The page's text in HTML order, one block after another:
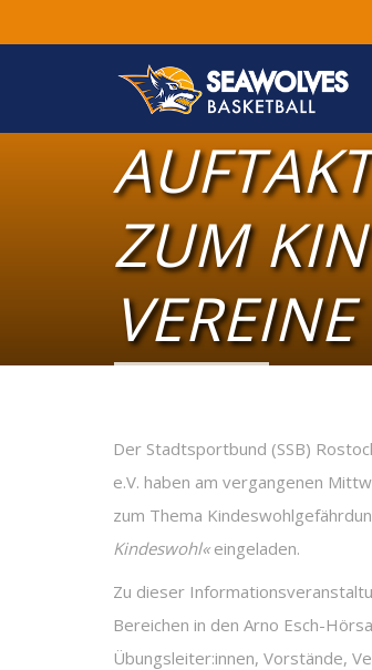
ZUM
VEREINE
Der Stadtsportbund (SSB)
e.V. haben am vergangenen
zum Thema
Kindeswohl«eingeladen.
Zu dieser
Bereichen in den Arno Esch-
Übungsleiter:innen, Vorstände,